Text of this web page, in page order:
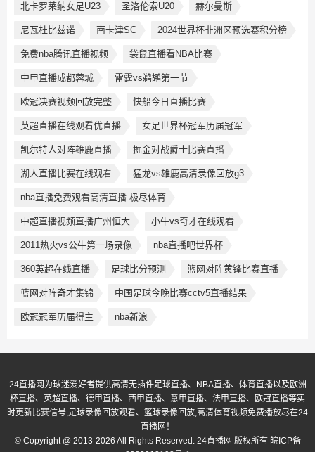
北卡罗莱纳女足U23 圣洛伦索U20 赫尔曼斯
尼瓦杜比兹诺 南卡津SC 2024世界杯非洲区预选赛积分榜
免费nba腾讯直播视频 袋鼠直播看NBA比赛
中甲直播成都蓉城 雷霆vs鹈鹕第一节
欧冠决赛视频回放完整 快船今日直播比赛
英超直播在线观看优直播 女足世界杯冠军历届冠军
凯尔特人对阵雄鹿直播 掘金对战爵士比赛直播
湖人直播比赛在线观看 猛龙vs雄鹿高清录像回放g3
nba直播免费观看高清直播 极尽体育
中超直播视频直播广州恒大 小牛vs奇才在线观看
2011热火vs公牛第一场录像 nba直播吧世界杯
360英超在线直播 足球比分预测 篮网对阵黄锋比赛直播
篮网对阵奇才集锦 中国足球今晚比赛cctv5直播结果
欧冠冠军历届得主 nba新浪
24直播网为球迷爱好者提供高清无插件足球直播、NBA直播、体育直播以及欧洲
杯直播、英超直播、德甲直播、西甲直播、意甲直播、法甲直播、欧冠直播等实
时更新比赛信号,足球录像回放观看、篮球录像回放,高清体育视频免费播放尽在24
直播网！
© Copyright @ 2013-2026 All Rights Reserved. 24直播网 版权所有 皖ICP备